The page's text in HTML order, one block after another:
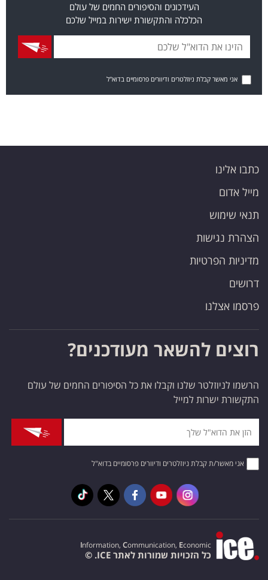
העידכונים והסיפורים החמים של עולם
הכלכלה והתקשורת ישירות במייל שלכם
אני מאשר קבלת ניוזלטרים ודיוורים פרסומיים בדוא"ל
כתבו אלינו
מייל אדום
תנאי שימוש
הצהרת נגישות
מדיניות הפרטיות
דרושים
פרסמו אצלנו
רוצים להשאר מעודכנים?
הרשמו לניוזלטר שלנו וקבלו את כל הסיפורים החמים של עולם
התקשורת ישרות למייל
אני מאשר/ת קבלת ניוזלטרים ודיוורים פרסומיים בדוא"ל
Information, Communication, Economic
כל הזכויות שמורות לאתר ICE. ©